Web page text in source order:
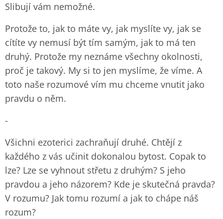
Slibují vám nemožné.
Protože to, jak to máte vy, jak myslíte vy, jak se
cítíte vy nemusí být tím samým, jak to má ten
druhý. Protože my neznáme všechny okolnosti,
proč je takový. My si to jen myslíme, že víme. A
toto naše rozumové vím mu chceme vnutit jako
pravdu o něm.
-
Všichni ezoterici zachraňují druhé. Chtějí z
každého z vás učinit dokonalou bytost. Copak to
lze? Lze se vyhnout střetu z druhým? S jeho
pravdou a jeho názorem? Kde je skutečná pravda?
V rozumu? Jak tomu rozumí a jak to chápe náš
rozum?